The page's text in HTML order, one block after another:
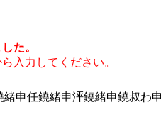
た。
入力してください。
申任鐃緒申泙鐃緒申鐃叔わ